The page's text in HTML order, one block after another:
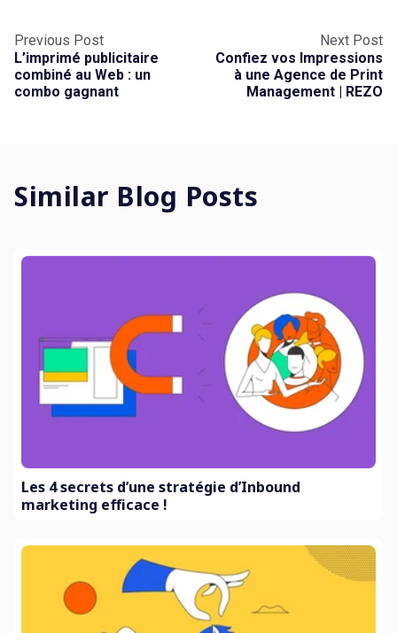
Previous Post
L’imprimé publicitaire
combiné au Web : un
combo gagnant
Next Post
Confiez vos Impressions
à une Agence de Print
Management | REZO
Similar Blog Posts
Les 4 secrets d’une stratégie d’Inbound
marketing efficace !